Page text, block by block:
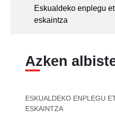
Eskualdeko enplegu
eskaintza
Azken
ESKUALDEKO ENPLEGU
ESKAINTZA